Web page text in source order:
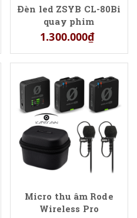
Đèn led ZSYB CL-80Bi
quay phim
1.300.000₫
Micro thu âm Rode
Wireless Pro